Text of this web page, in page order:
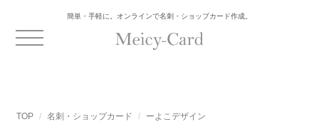
簡単・手軽に。オンラインで名刺・ショップカード作成。
TOP 名刺・ショップカード ーよこデザイン